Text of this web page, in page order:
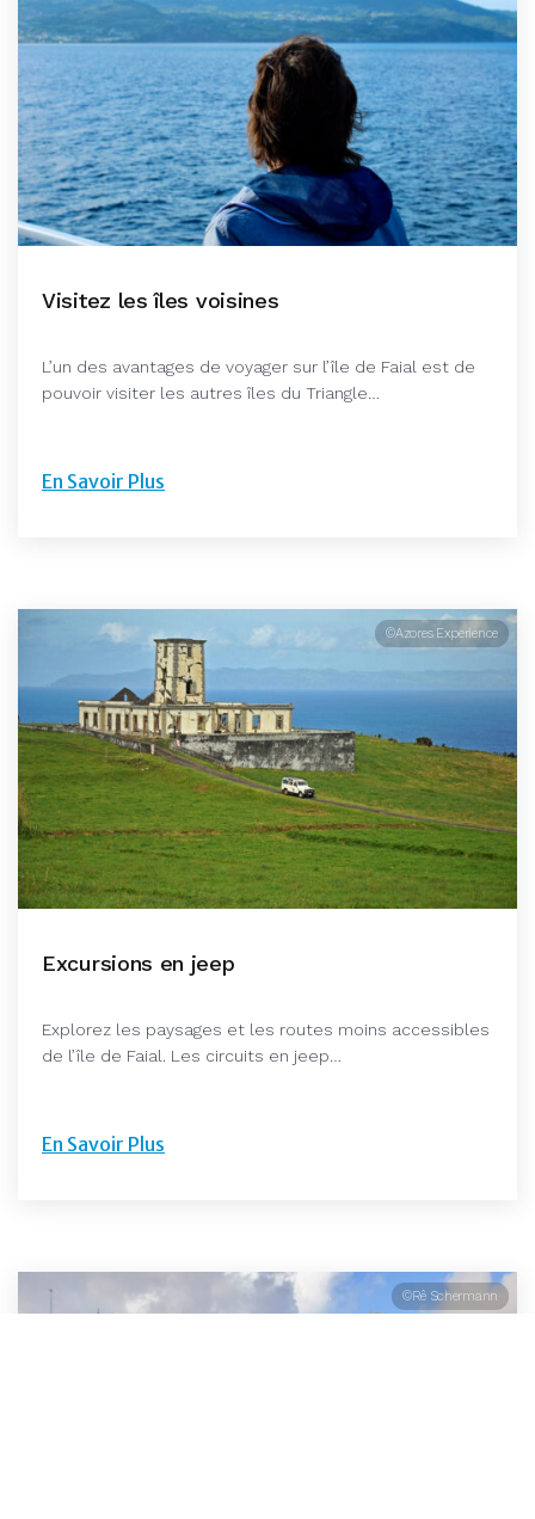
Visitez les îles voisines
L’un des avantages de voyager sur l’île de Faial est de
pouvoir visiter les autres îles du Triangle…
En Savoir Plus
©Azores Experience
Excursions en jeep
Explorez les paysages et les routes moins accessibles
de l’île de Faial. Les circuits en jeep…
En Savoir Plus
©Rê Schermann